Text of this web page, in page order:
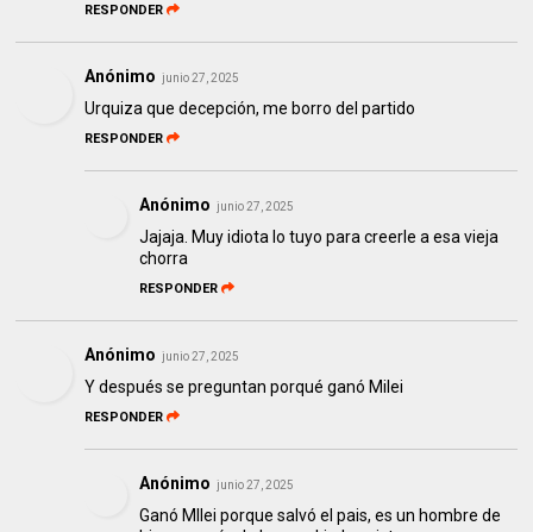
RESPONDER
Anónimo junio 27, 2025
Urquiza que decepción, me borro del partido
RESPONDER
Anónimo junio 27, 2025
Jajaja. Muy idiota lo tuyo para creerle a esa vieja
chorra
RESPONDER
Anónimo junio 27, 2025
Y después se preguntan porqué ganó Milei
RESPONDER
Anónimo junio 27, 2025
Ganó MIlei porque salvó el pais, es un hombre de